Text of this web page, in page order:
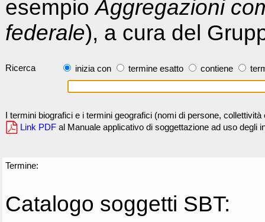
esempioAggregazioni
federale), a cura del
Ricerca inizia con termine esatto contiene
I termini biografici e i termini geografici (nomi di persone,
Link PDF al Manuale applicativo di soggettazione ad uso degli
Termine:
Catalogo soggetti SBT: